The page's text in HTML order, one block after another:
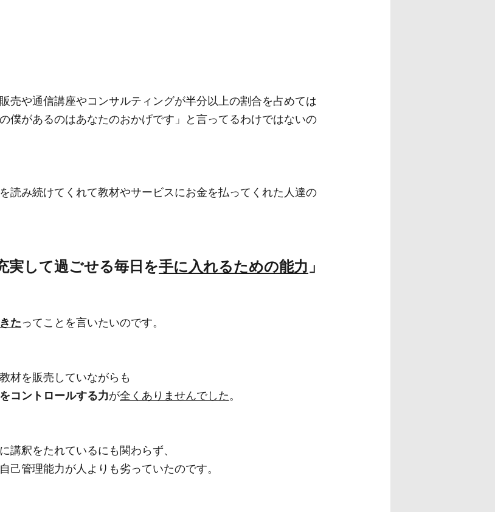
売や通信講座やコンサルティングが半分以上の割合を占めては
僕があるのはあなたのおかげです」と言ってるわけではないの
読み続けてくれて教材やサービスにお金を払ってくれた人達の
実して過ごせる毎日を手に入れるための能力 」
たってことを言いたいのです。
材を販売していながらも
コントロールする力が全くありませんでした。
講釈をたれているにも関わらず、
己管理能力が人よりも劣っていたのです。